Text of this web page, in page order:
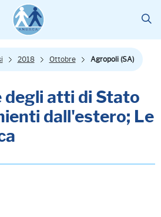
2018 Ottobre Agropoli (SA)
degli atti di Stato
dall'estero; Le